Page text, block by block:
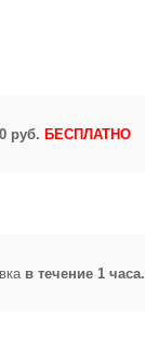
руб. БЕСПЛАТНО
в течение 1 часа.